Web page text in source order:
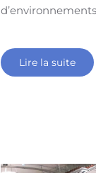
Lire la suite